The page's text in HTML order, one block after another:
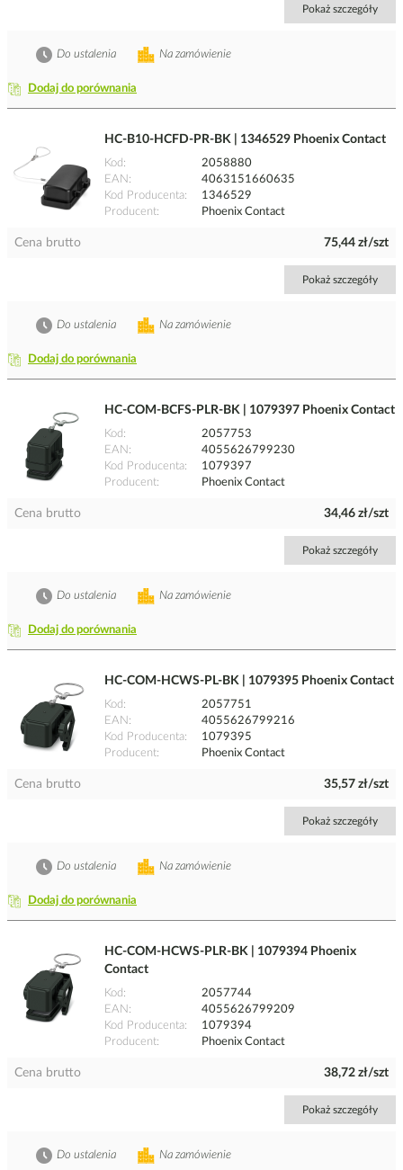
Pokaż szczegóły
Dodaj do porównania
Na zamówienie
Do ustalenia
HC-B10-HCFD-PR-BK | 1346529 Phoenix Contact
Kod
2058880
EAN
4063151660635
Kod Producenta
1346529
Producent
Phoenix Contact
Cena brutto 75,44 zł/szt
Pokaż szczegóły
Dodaj do porównania
Na zamówienie
Do ustalenia
HC-COM-BCFS-PLR-BK | 1079397 Phoenix Contact
Kod
2057753
EAN
4055626799230
Kod Producenta
1079397
Producent
Phoenix Contact
Cena brutto 34,46 zł/szt
Pokaż szczegóły
Dodaj do porównania
Na zamówienie
Do ustalenia
HC-COM-HCWS-PL-BK | 1079395 Phoenix Contact
Kod
2057751
EAN
4055626799216
Kod Producenta
1079395
Producent
Phoenix Contact
Cena brutto 35,57 zł/szt
Pokaż szczegóły
Dodaj do porównania
Na zamówienie
Do ustalenia
HC-COM-HCWS-PLR-BK | 1079394 Phoenix
Contact
Kod
2057744
EAN
4055626799209
Kod Producenta
1079394
Producent
Phoenix Contact
Cena brutto 38,72 zł/szt
Pokaż szczegóły
Na zamówienie
Do ustalenia